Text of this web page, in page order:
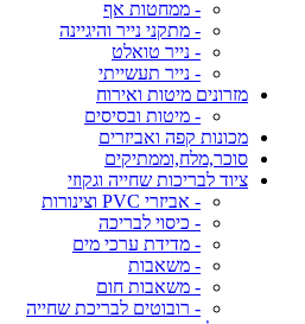
- ממחטות אף
- מתקני נייר והיגיינה
- נייר טואלט
- נייר תעשייתי
מזרונים מיטות ואירוח
- מיטות ובסיסים
מכונות קפה ואביזרים
סוכר,מלח,וממתיקים
ציוד לבריכות שחייה וגקוזי
- אביזרי PVC וצינורות
- כיסוי לבריכה
- מדידת ערכי מים
- משאבות
- משאבות חום
- רובוטים לבריכת שחייה